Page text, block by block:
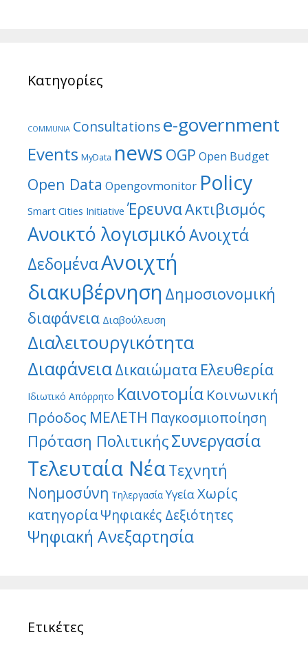
Κατηγορίες
COMMUNIA Consultationse-government
Events MyData news OGP Open Budget
Open Data Opengovmonitor Policy
Smart Cities Initiative ΈρευναΑκτιβισμός
Ανοικτό λογισμικόΑνοιχτά
ΔεδομέναΑνοιχτή
διακυβέρνηση Δημοσιονομική
διαφάνεια Διαβούλευση
Διαλειτουργικότητα
ΔιαφάνειαΔικαιώματα Ελευθερία
Ιδιωτικό Απόρρητο Καινοτομία Κοινωνική
Πρόοδος ΜΕΛΕΤΗ Παγκοσμιοποίηση
Πρόταση ΠολιτικήςΣυνεργασία
Τελευταία ΝέαΤεχνητή
Νοημοσύνη Τηλεργασία ΥγείαΧωρίς
κατηγορίαΨηφιακές Δεξιότητες
Ψηφιακή Ανεξαρτησία
Ετικέτες